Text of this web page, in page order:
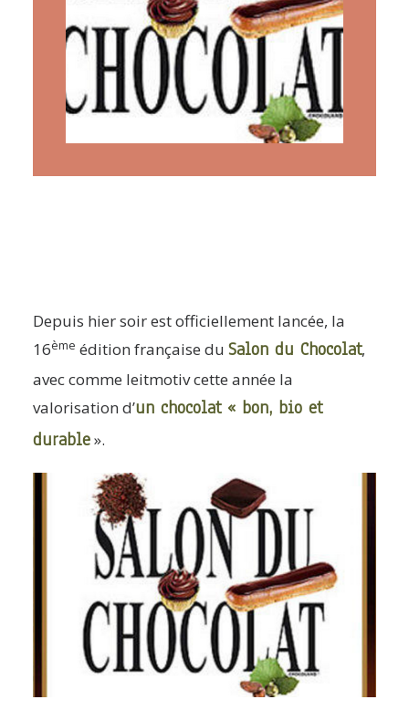
podcast kinoa
ARTICLES
YOGA
faire le quiz
Depuis hier soir est officiellement lancée, la
16ème édition française du Salon du Chocolat,
avec comme leitmotiv cette année la
valorisation d’un chocolat « bon, bio et
durable».